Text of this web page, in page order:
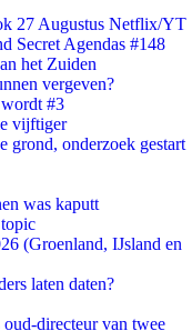
27 Augustus Netflix/YT
Secret Agendas #148
het Zuiden
vergeven?
#3
vijftiger
grond, onderzoek gestart
was kaputt
(Groenland, IJsland en
laten daten?
directeur van twee